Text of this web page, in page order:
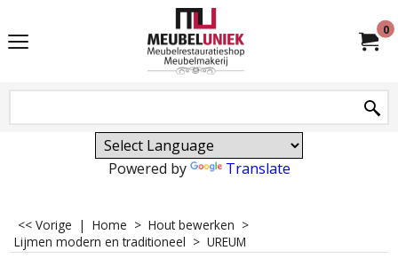
0
Powered by Translate
<< Vorige | Home > Hout bewerken >
Lijmen modern en traditioneel > UREUM